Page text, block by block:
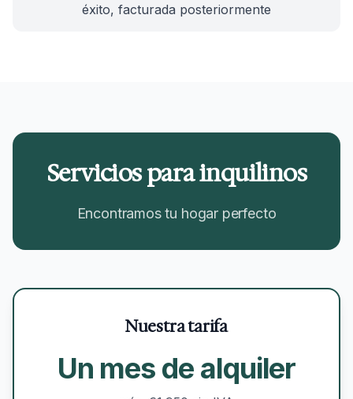
éxito, facturada posteriormente
Servicios para inquilinos
Encontramos tu hogar perfecto
Nuestra tarifa
Un mes de alquiler